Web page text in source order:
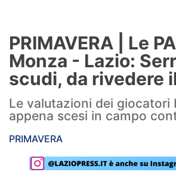
Formello
Infortuni
Primavera
Calciomercato
Lazio Women
PRIMAVERA | Le
Monza - Lazio:
scudi, da rivedere
Le valutazioni dei giocatori
appena scesi in campo
PRIMAVERA